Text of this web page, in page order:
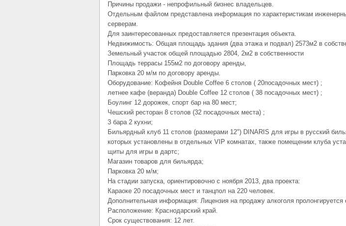
Причины продажи - непрофильный бизнес владельцев.
Отдельным файлом представлена информация по характеристикам
серверам.
Для заинтересованных предоставляется презентация объекта.
Недвижимость: Общая площадь здания (два этажа и подвал) 2573м2 в
Земельный участок общей площадью 2804, 2м2 в собственности
Площадь террасы 155м2 по договору аренды,
Парковка 20 м/м по договору аренды.
Оборудование: Кофейня Double Coffee 6 столов ( 20посадочных мест) ;
летнее кафе (веранда) Double Coffee 12 столов ( 38 посадочных мест) ;
Боулинг 12 дорожек, спорт бар на 80 мест;
Чешский ресторан 8 столов (32 посадочных места) ;
3 бара 2 кухни;
Бильярдный клуб 11 столов (размерами 12") DINARIS для игры в русский
которых установлены в отдельных VIP комнатах, также помещении клуба
щиты для игры в дартс;
Магазин товаров для бильярда;
Парковка 20 м/м;
На стадии запуска, ориентировочно с ноября 2013, два проекта:
Караоке 20 посадочных мест и танцпол на 220 человек.
Дополнительная информация: Лицензия на продажу алкоголя пролонгируется
Расположение: Краснодарский край.
Срок существования: 12 лет.